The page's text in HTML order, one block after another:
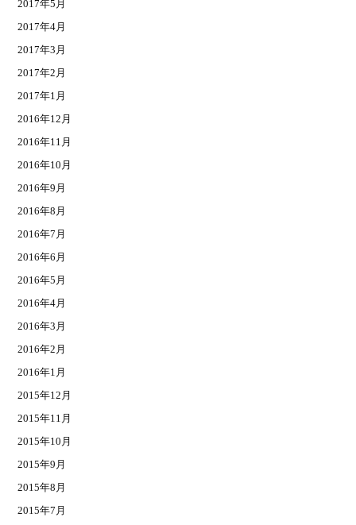
2017年5月
2017年4月
2017年3月
2017年2月
2017年1月
2016年12月
2016年11月
2016年10月
2016年9月
2016年8月
2016年7月
2016年6月
2016年5月
2016年4月
2016年3月
2016年2月
2016年1月
2015年12月
2015年11月
2015年10月
2015年9月
2015年8月
2015年7月